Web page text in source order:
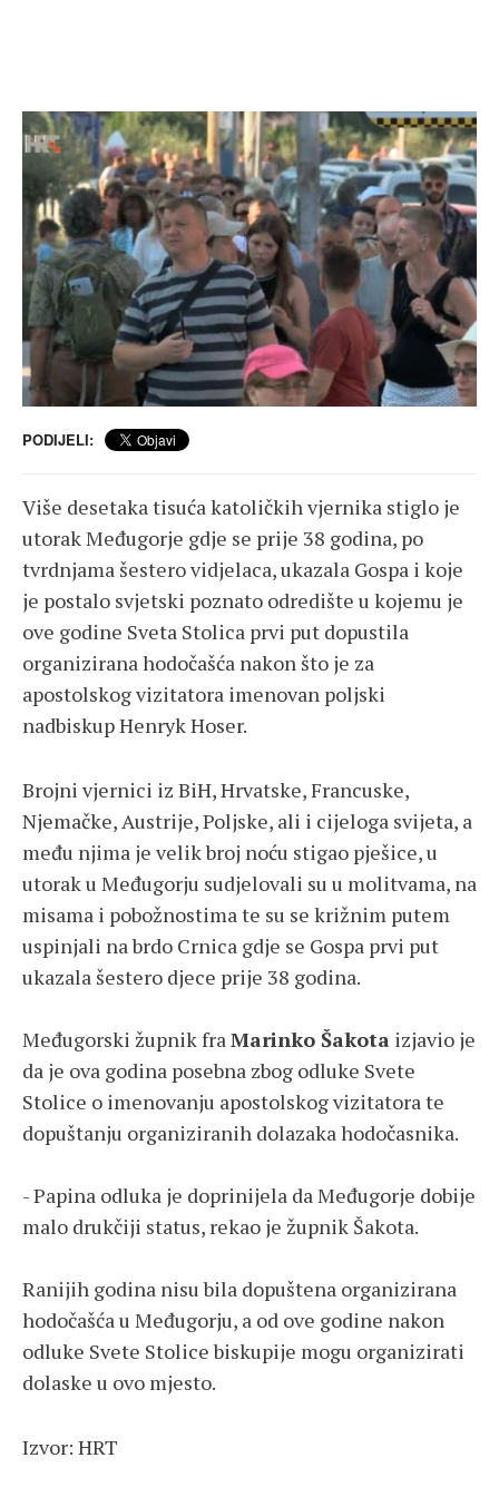
PODIJELI:
Više desetaka tisuća katoličkih vjernika stiglo je
utorak Međugorje gdje se prije 38 godina, po
tvrdnjama šestero vidjelaca, ukazala Gospa i koje
je postalo svjetski poznato odredište u kojemu je
ove godine Sveta Stolica prvi put dopustila
organizirana hodočašća nakon što je za
apostolskog vizitatora imenovan poljski
nadbiskup Henryk Hoser.
Brojni vjernici iz BiH, Hrvatske, Francuske,
Njemačke, Austrije, Poljske, ali i cijeloga svijeta, a
među njima je velik broj noću stigao pješice, u
utorak u Međugorju sudjelovali su u molitvama, na
misama i pobožnostima te su se križnim putem
uspinjali na brdo Crnica gdje se Gospa prvi put
ukazala šestero djece prije 38 godina.
Međugorski župnik fraMarinko Šakota izjavio je
da je ova godina posebna zbog odluke Svete
Stolice o imenovanju apostolskog vizitatora te
dopuštanju organiziranih dolazaka hodočasnika.
- Papina odluka je doprinijela da Međugorje dobije
malo drukčiji status, rekao je župnik Šakota.
Ranijih godina nisu bila dopuštena organizirana
hodočašća u Međugorju, a od ove godine nakon
odluke Svete Stolice biskupije mogu organizirati
dolaske u ovo mjesto.
Izvor: HRT